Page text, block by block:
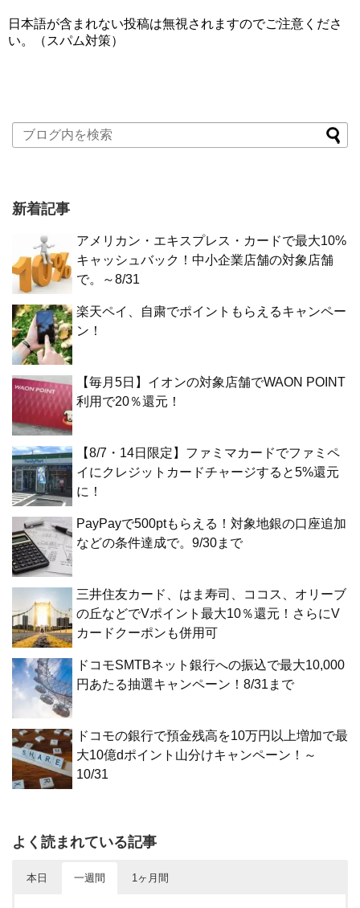
日本語が含まれない投稿は無視されますのでご注意くださ
い。（スパム対策）
新着記事
アメリカン・エキスプレス・カードで最大10%
キャッシュバック！中小企業店舗の対象店舗
で。～8/31
楽天ペイ、自粛でポイントもらえるキャンペー
ン！
【毎月5日】イオンの対象店舗でWAON POINT
利用で20％還元！
【8/7・14日限定】ファミマカードでファミペ
イにクレジットカードチャージすると5%還元
に！
PayPayで500ptもらえる！対象地銀の口座追加
などの条件達成で。9/30まで
三井住友カード、はま寿司、ココス、オリーブ
の丘などでVポイント最大10％還元！さらにV
カードクーポンも併用可
ドコモSMTBネット銀行への振込で最大10,000
円あたる抽選キャンペーン！8/31まで
ドコモの銀行で預金残高を10万円以上増加で最
大10億dポイント山分けキャンペーン！～
10/31
よく読まれている記事
本日 一週間 1ヶ月間